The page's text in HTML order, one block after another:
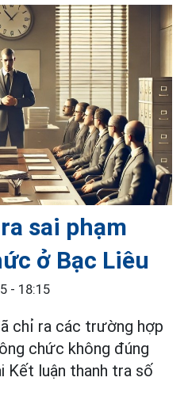
sai phạm
ở Bạc Liêu
- 18:15
chỉ ra các trường hợp
chức không đúng
Kết luận thanh tra số